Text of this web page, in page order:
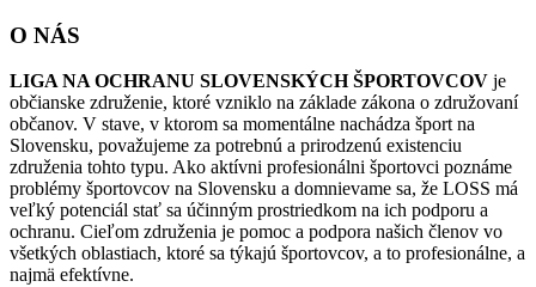
O NÁS
LIGA NA OCHRANU SLOVENSKÝCH ŠPORTOVCOV je
občianske združenie, ktoré vzniklo na základe zákona o združovaní
občanov. V stave, v ktorom sa momentálne nachádza šport na
Slovensku, považujeme za potrebnú a prirodzenú existenciu
združenia tohto typu. Ako aktívni profesionálni športovci poznáme
problémy športovcov na Slovensku a domnievame sa, že LOSS má
veľký potenciál stať sa účinným prostriedkom na ich podporu a
ochranu. Cieľom združenia je pomoc a podpora našich členov vo
všetkých oblastiach, ktoré sa týkajú športovcov, a to profesionálne, a
najmä efektívne.